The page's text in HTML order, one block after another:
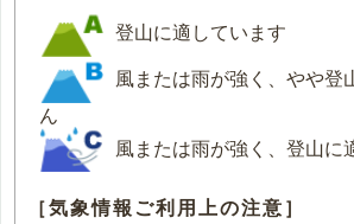
登山に適しています
風または雨が強く、やや登
ん
風または雨が強く、登山に
［気象情報ご利用上の注意］